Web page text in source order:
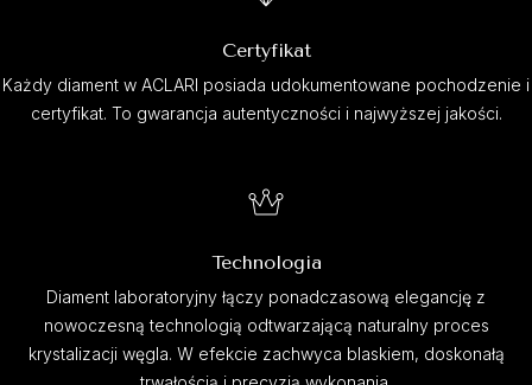
Certyfikat
Każdy diament w ACLARI posiada udokumentowane pochodzenie i
certyfikat. To gwarancja autentyczności i najwyższej jakości.
Technologia
Diament laboratoryjny łączy ponadczasową elegancję z
nowoczesną technologią odtwarzającą naturalny proces
krystalizacji węgla. W efekcie zachwyca blaskiem, doskonałą